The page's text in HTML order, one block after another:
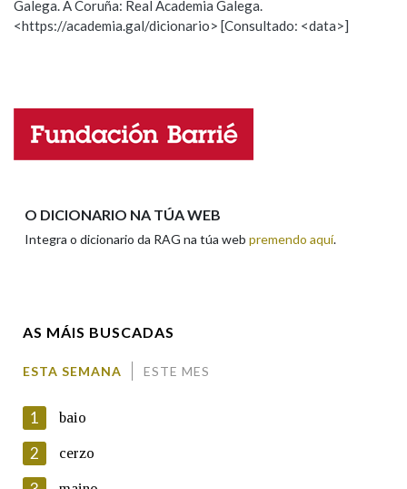
Observación Hai un erro na palabra
Propoño mellorar a definición
Nome
Galega. A Coruña: Real Academia Galega.
<https://academia.gal/dicionario> [Consultado: <data>]
O DICIONARIO NA TÚA WEB
Integra o dicionario da RAG na túa web premendo aquí.
AS MÁIS BUSCADAS
ESTA SEMANA ESTE MES
1 baio
2 cerzo